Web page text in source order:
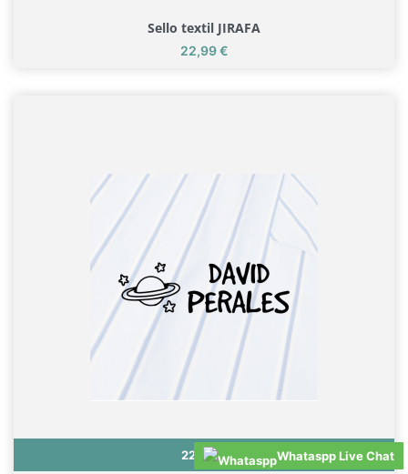
Sello textil JIRAFA
Precio
22,99 €
Precio
22,99 € Whataspp Live Chat